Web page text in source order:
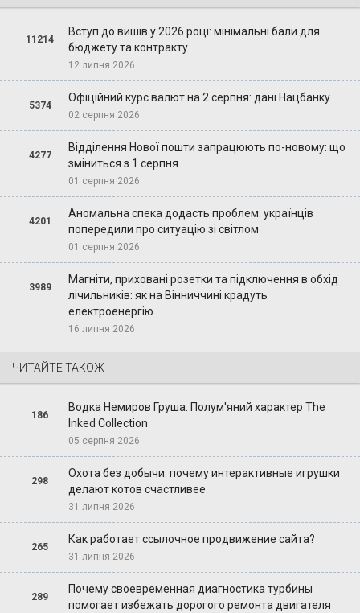
11214
Вступ до вишів у 2026 році: мінімальні бали для
бюджету та контракту
12 липня 2026
5374
Офіційний курс валют на 2 серпня: дані Нацбанку
02 серпня 2026
4277
Відділення Нової пошти запрацюють по-новому: що
зміниться з 1 серпня
01 серпня 2026
4201
Аномальна спека додасть проблем: українців
попередили про ситуацію зі світлом
01 серпня 2026
3989
Магніти, приховані розетки та підключення в обхід
лічильників: як на Вінниччині крадуть
електроенергію
16 липня 2026
ЧИТАЙТЕ ТАКОЖ
186
Водка Немиров Груша: Полум'яний характер The
Inked Collection
05 серпня 2026
298
Охота без добычи: почему интерактивные игрушки
делают котов счастливее
31 липня 2026
265
Как работает ссылочное продвижение сайта?
31 липня 2026
289
Почему своевременная диагностика турбины
помогает избежать дорогого ремонта двигателя